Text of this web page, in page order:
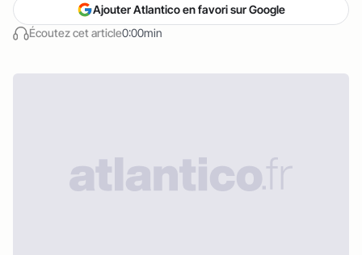
Écoutez cet article0:00min
Ajouter Atlantico en favori sur Google